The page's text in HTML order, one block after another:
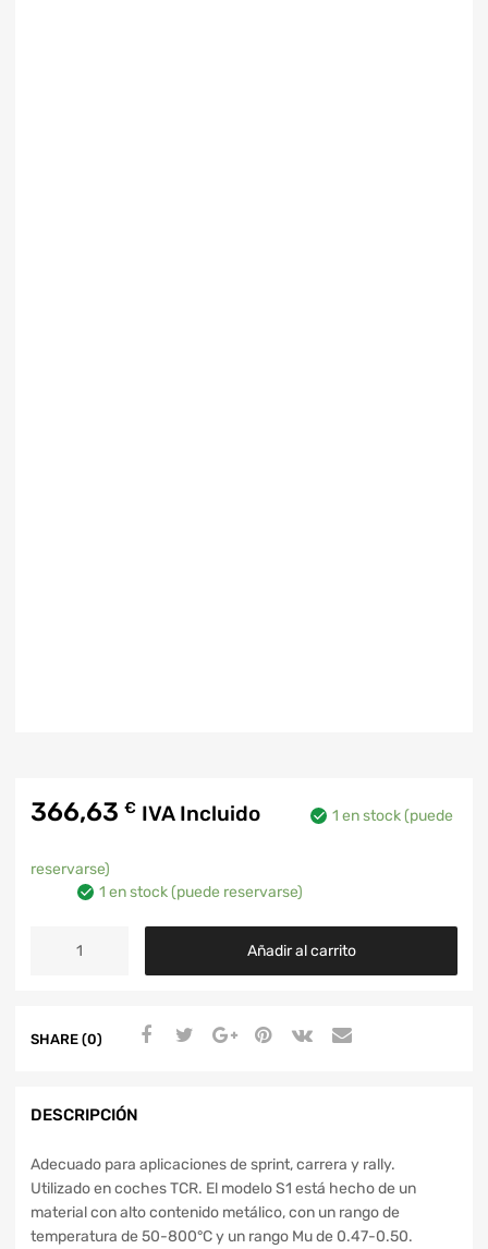
366,63 € IVA Incluido 1 en stock (puede
reservarse)
1 en stock (puede reservarse)
Añadir al carrito
SHARE (0)
DESCRIPCIÓN
Adecuado para aplicaciones de sprint, carrera y rally.
Utilizado en coches TCR. El modelo S1 está hecho de un
material con alto contenido metálico, con un rango de
temperatura de 50-800°C y un rango Mu de 0.47-0.50.